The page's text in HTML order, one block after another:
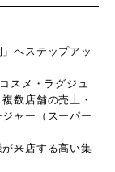
へステップアッ
スメ・ラグジュ
数店舗の売上・
ャー（スーパー
来店する高い集